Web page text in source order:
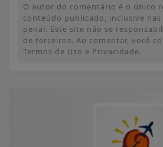
O autor do comentário é o único
conteúdo publicado, inclusive nas
penal. Este site não se
de terceiros. Ao comentar, você
Termos de Uso e Privacidade.